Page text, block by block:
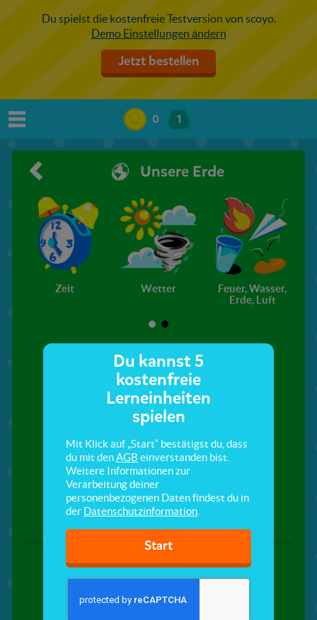
Du spielst die kostenfreie Testversion von scoyo.
Demo Einstellungen ändern
Jetzt bestellen
0 1
Unsere Erde
Zeit Wetter
Feuer, Wasser,
Erde, Luft
Die Wüste Die Arktis
Du kannst 5
kostenfreie
Lerneinheiten
spielen
Mit Klick auf „Start“ bestätigst du, dass
du mit denAGB einverstanden bist.
Weitere Informationen zur
Verarbeitung deiner
personenbezogenen Daten findest du in
der Datenschutzinformation
Start